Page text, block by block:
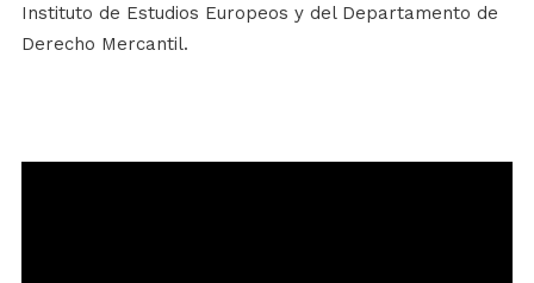
Instituto de Estudios Europeos y del Departamento de
Derecho Mercantil.